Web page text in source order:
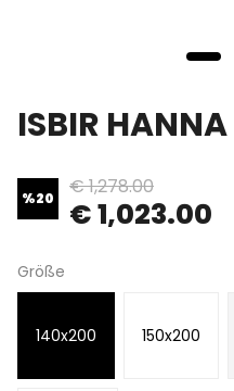
ISBIR HANNA
%20 € 1,278.00
€ 1,023.00
Größe
140x200 150x200